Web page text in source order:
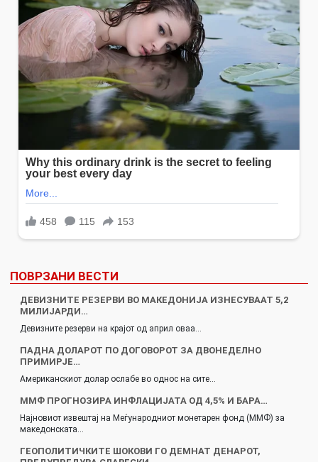
ПОВРЗАНИ ВЕСТИ
ДЕВИЗНИТЕ РЕЗЕРВИ ВО МАКЕДОНИЈА ИЗНЕСУВААТ 5,2
МИЛИЈАРДИ…
Девизните резерви на крајот од април оваа…
ПАДНА ДОЛАРОТ ПО ДОГОВОРОТ ЗА ДВОНЕДЕЛНО
ПРИМИРЈЕ…
Американскиот долар ослабе во однос на сите…
ММФ ПРОГНОЗИРА ИНФЛАЦИЈАТА ОД 4,5% И БАРА…
Најновиот извештај на Меѓународниот монетарен фонд (ММФ) за
македонската…
ГЕОПОЛИТИЧКИТЕ ШОКОВИ ГО ДЕМНАТ ДЕНАРОТ,